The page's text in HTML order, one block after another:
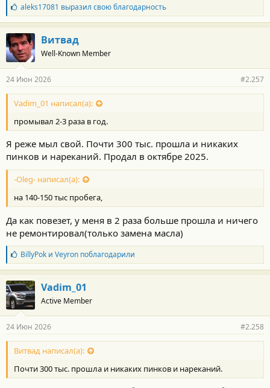
Б
л
а
г
о
д
а
н
о
с
и
:
aleks17081 выразил свою благодарность
Витвад
Well-Known Member
24 Июн 2026 #2.257
Vadim_01 написал(а):
промывал 2-3 раза в год.
Я реже мыл свой. Почти 300 тыс. прошла и никаких
пинков и нареканий. Продал в октябре 2025.
-Oleg- написал(а):
на 140-150 тыс пробега,
Да как повезет, у меня в 2 раза больше прошла и ничего
не ремонтировал(только замена масла)
Б
л
а
г
о
д
а
н
о
с
и
:
BillyPokи Veyronпоблагодарили
Vadim_01
Active Member
24 Июн 2026 #2.258
Витвад написал(а):
Почти 300 тыс. прошла и никаких пинков и нареканий.